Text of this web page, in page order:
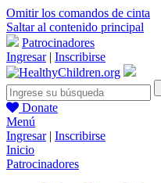
Omitir los comandos de cinta
Saltar al contenido principal
Patrocinadores
Ingresar| Inscribirse
Donate
Menú
Ingresar| Inscribirse
Inicio
Patrocinadores